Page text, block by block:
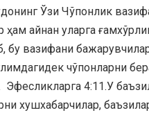
Ўзи Чўпонлик
ҳам айнан уларга
бу вазифани
чўпонларни
Эфесликларга 4:11.У
хушхабарчилар,